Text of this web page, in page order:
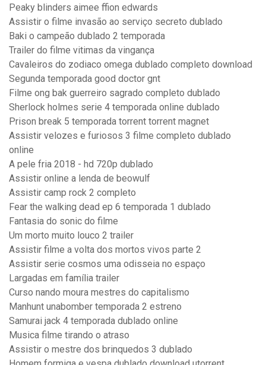
Peaky blinders aimee ffion edwards
Assistir o filme invasão ao serviço secreto dublado
Baki o campeão dublado 2 temporada
Trailer do filme vitimas da vingança
Cavaleiros do zodiaco omega dublado completo download
Segunda temporada good doctor gnt
Filme ong bak guerreiro sagrado completo dublado
Sherlock holmes serie 4 temporada online dublado
Prison break 5 temporada torrent torrent magnet
Assistir velozes e furiosos 3 filme completo dublado
online
A pele fria 2018 - hd 720p dublado
Assistir online a lenda de beowulf
Assistir camp rock 2 completo
Fear the walking dead ep 6 temporada 1 dublado
Fantasia do sonic do filme
Um morto muito louco 2 trailer
Assistir filme a volta dos mortos vivos parte 2
Assistir serie cosmos uma odisseia no espaço
Largadas em família trailer
Curso nando moura mestres do capitalismo
Manhunt unabomber temporada 2 estreno
Samurai jack 4 temporada dublado online
Musica filme tirando o atraso
Assistir o mestre dos brinquedos 3 dublado